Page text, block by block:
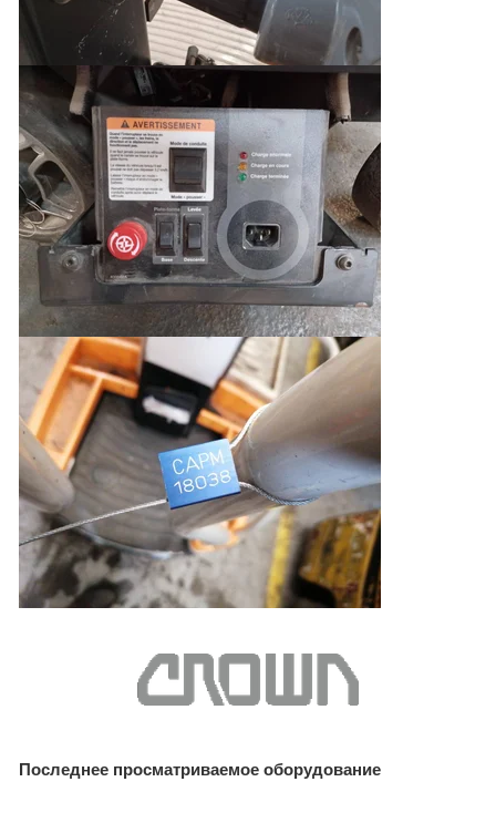
Последнее просматриваемое оборудование